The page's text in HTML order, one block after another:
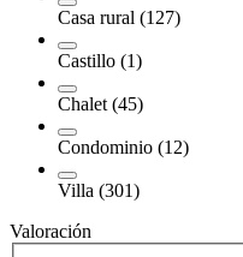
Casa rural (127)
Castillo (1)
Chalet (45)
Condominio (12)
Villa (301)
Valoración